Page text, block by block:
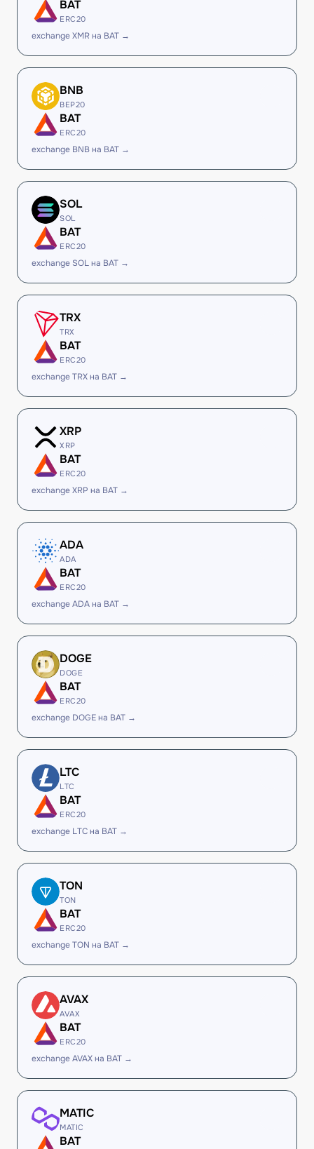
BAT
ERC20
exchange XMR на BAT →
BNB
BEP20
BAT
ERC20
exchange BNB на BAT →
SOL
SOL
BAT
ERC20
exchange SOL на BAT →
TRX
TRX
BAT
ERC20
exchange TRX на BAT →
XRP
XRP
BAT
ERC20
exchange XRP на BAT →
ADA
ADA
BAT
ERC20
exchange ADA на BAT →
DOGE
DOGE
BAT
ERC20
exchange DOGE на BAT →
LTC
LTC
BAT
ERC20
exchange LTC на BAT →
TON
TON
BAT
ERC20
exchange TON на BAT →
AVAX
AVAX
BAT
ERC20
exchange AVAX на BAT →
MATIC
MATIC
BAT